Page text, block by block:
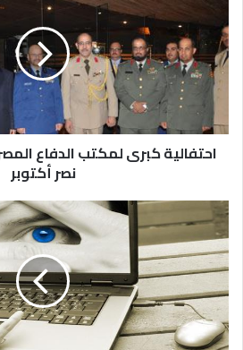
احتفالية كبرى لمكتب الدفاع
نصر أكتوبر